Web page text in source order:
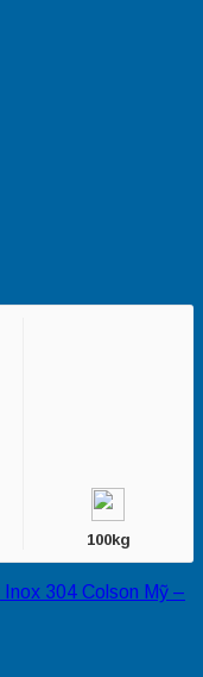
100kg
304 Colson Mỹ –